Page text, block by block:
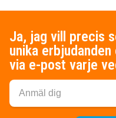
Ja, jag vill precis
unika
via e-post varje